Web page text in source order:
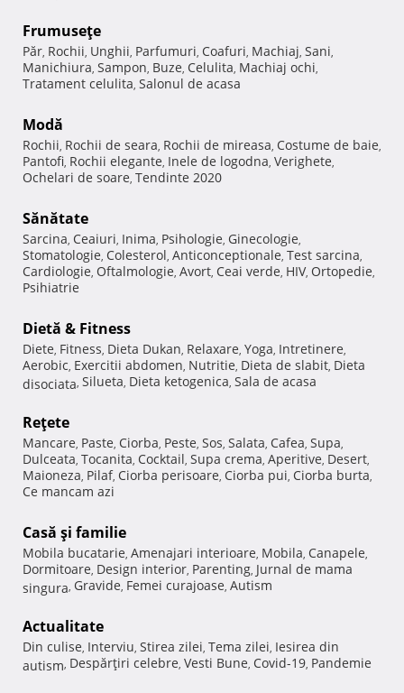
Frumuseţe
Păr, Rochii, Unghii, Parfumuri, Coafuri, Machiaj, Sani,
Manichiura, Sampon, Buze, Celulita, Machiaj ochi,
Tratament celulita, Salonul de acasa
Modă
Rochii, Rochii de seara, Rochii de mireasa, Costume de baie,
Pantofi, Rochii elegante, Inele de logodna, Verighete,
Ochelari de soare, Tendinte 2020
Sănătate
Sarcina, Ceaiuri, Inima, Psihologie, Ginecologie,
Stomatologie, Colesterol, Anticonceptionale, Test sarcina,
Cardiologie, Oftalmologie, Avort, Ceai verde, HIV, Ortopedie,
Psihiatrie
Dietă & Fitness
Diete, Fitness, Dieta Dukan, Relaxare, Yoga, Intretinere,
Aerobic, Exercitii abdomen, Nutritie, Dieta de slabit, Dieta
disociata, Silueta, Dieta ketogenica, Sala de acasa
Reţete
Mancare, Paste, Ciorba, Peste, Sos, Salata, Cafea, Supa,
Dulceata, Tocanita, Cocktail, Supa crema, Aperitive, Desert,
Maioneza, Pilaf, Ciorba perisoare, Ciorba pui, Ciorba burta,
Ce mancam azi
Casă şi familie
Mobila bucatarie, Amenajari interioare, Mobila, Canapele,
Dormitoare, Design interior, Parenting, Jurnal de mama
singura, Gravide, Femei curajoase, Autism
Actualitate
Din culise, Interviu, Stirea zilei, Tema zilei, Iesirea din
autism, Despărţiri celebre, Vesti Bune, Covid-19, Pandemie